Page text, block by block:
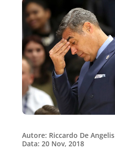
Autore: Riccardo De Angelis
Data: 20 Nov, 2018